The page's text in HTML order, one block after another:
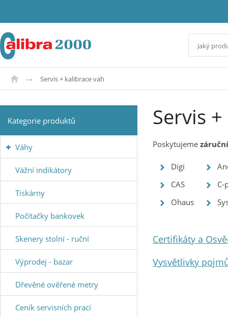
Servis + kalibrace vah
Servis
Poskytujeme
Digi
CAS
Ohaus
C-
Certifikáty a
Vysvětlivky
Kategorie produktů
Váhy
Vážní indikátory
Tiskárny
Počítačky bankovek
Skenery stolní - ruční
Výprodej - bazar
Dřevěné ověřené metry
Ceník servisních prací